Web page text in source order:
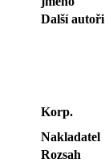
Další autoři
Korp.
Nakladatel
Rozsah